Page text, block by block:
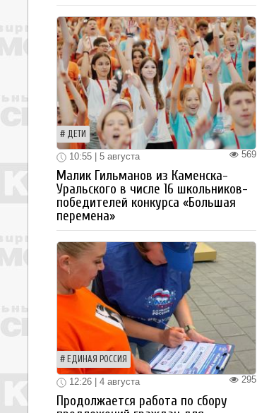
ДЕТИ
569
10:55 | 5 августа
Малик Гильманов из Каменска-
Уральского в числе 16 школьников-
победителей конкурса «Большая
перемена»
ЕДИНАЯ РОССИЯ
295
12:26 | 4 августа
Продолжается работа по сбору